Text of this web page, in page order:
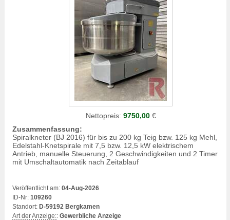
Nettopreis: 9750,00€
Zusammenfassung:
Spiralkneter (BJ 2016) für bis zu 200 kg Teig bzw. 125 kg Mehl,
Edelstahl-Knetspirale mit 7,5 bzw. 12,5 kW elektrischem
Antrieb, manuelle Steuerung, 2 Geschwindigkeiten und 2 Timer
mit Umschaltautomatik nach Zeitablauf
Veröffentlicht am: 04-Aug-2026
ID-Nr: 109260
Standort: D-59192 Bergkamen
Art der Anzeige:: Gewerbliche Anzeige